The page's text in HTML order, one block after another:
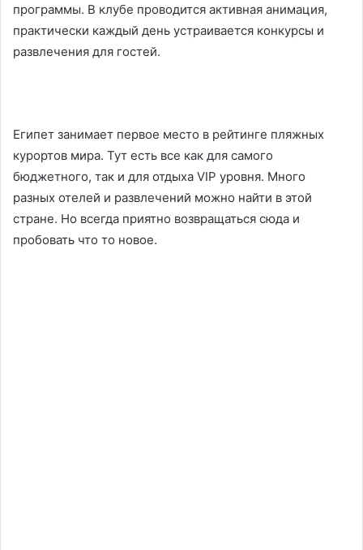
программы. В клубе проводится активная анимация,
практически каждый день устраивается конкурсы и
развлечения для гостей.
Египет занимает первое место в рейтинге пляжных
курортов мира. Тут есть все как для самого
бюджетного, так и для отдыха VIP уровня. Много
разных отелей и развлечений можно найти в этой
стране. Но всегда приятно возвращаться сюда и
пробовать что то новое.